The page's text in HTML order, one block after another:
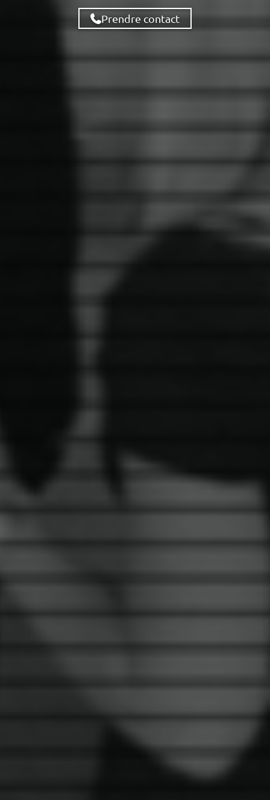
Prendre contact